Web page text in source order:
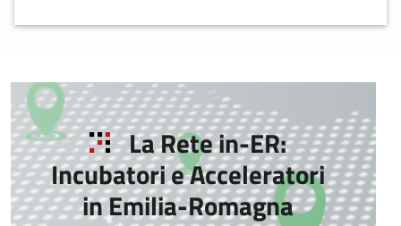
La Rete in-ER:
Incubatori e Acceleratori
in Emilia-Romagna